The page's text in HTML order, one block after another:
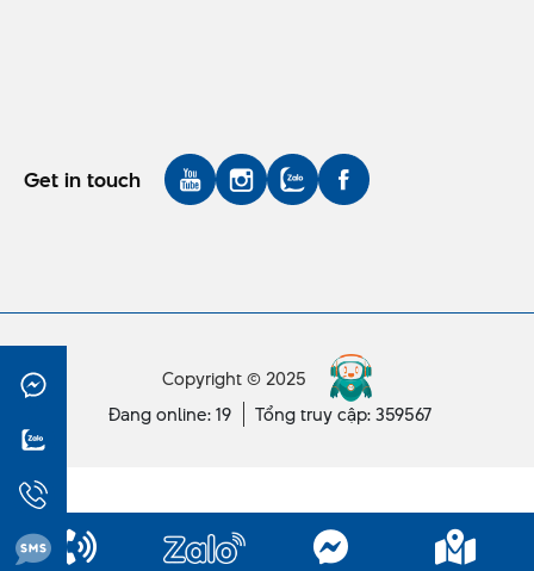
Get in touch
Copyright © 2025
Đang online: 19
Tổng truy cập: 359567